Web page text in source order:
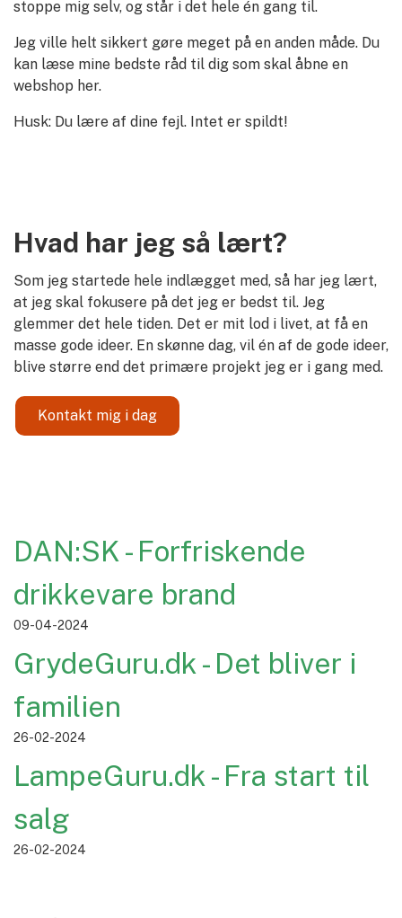
stoppe mig selv, og står i det hele én gang til.
Jeg ville helt sikkert gøre meget på en anden måde. Du
kan læse mine bedste råd til dig som skal åbne en
webshop her.
Husk: Du lære af dine fejl. Intet er spildt!
Hvad har jeg så lært?
Som jeg startede hele indlægget med, så har jeg lært,
at jeg skal fokusere på det jeg er bedst til. Jeg
glemmer det hele tiden. Det er mit lod i livet, at få en
masse gode ideer. En skønne dag, vil én af de gode ideer,
blive større end det primære projekt jeg er i gang med.
Kontakt mig i dag
DAN:SK - Forfriskende
drikkevare brand
09-04-2024
GrydeGuru.dk - Det bliver i
familien
26-02-2024
LampeGuru.dk - Fra start til
salg
26-02-2024